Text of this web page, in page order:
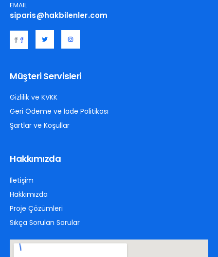
EMAIL
siparis@hakbilenler.com
Müşteri Servisleri
Gizlilik ve KVKK
Geri Ödeme ve İade Politikası
Şartlar ve Koşullar
Hakkımızda
İletişim
Hakkımızda
Proje Çözümleri
Sıkça Sorulan Sorular